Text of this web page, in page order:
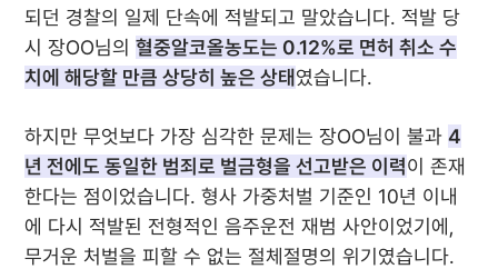
되던 경찰의 일제 단속에 적발되고 말았습니다. 적발 당
시 장OO님의혈중알코올농도는 0.12%로 면허 취소 수
치에 해당할 만큼 상당히 높은 상태였습니다.
하지만 무엇보다 가장 심각한 문제는 장OO님이 불과4
년 전에도 동일한 범죄로 벌금형을 선고받은 이력이 존재
한다는 점이었습니다. 형사 가중처벌 기준인 10년 이내
에 다시 적발된 전형적인 음주운전 재범 사안이었기에,
무거운 처벌을 피할 수 없는 절체절명의 위기였습니다.